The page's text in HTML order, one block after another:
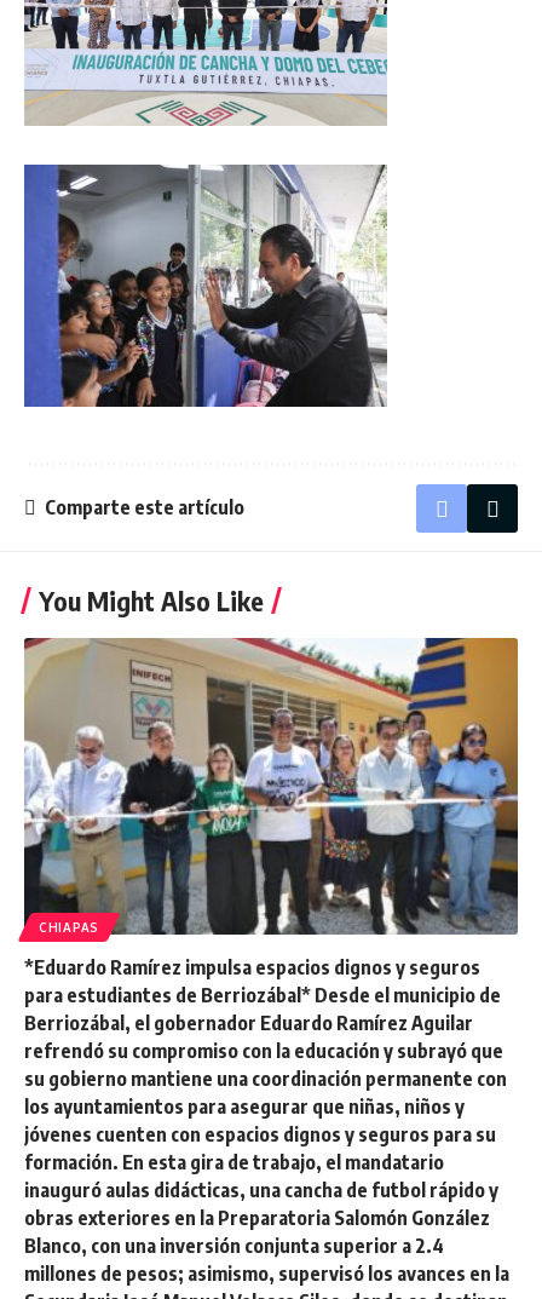
Comparte este artículo
You Might Also Like
CHIAPAS
*Eduardo Ramírez impulsa espacios dignos y seguros
para estudiantes de Berriozábal* Desde el municipio de
Berriozábal, el gobernador Eduardo Ramírez Aguilar
refrendó su compromiso con la educación y subrayó que
su gobierno mantiene una coordinación permanente con
los ayuntamientos para asegurar que niñas, niños y
jóvenes cuenten con espacios dignos y seguros para su
formación. En esta gira de trabajo, el mandatario
inauguró aulas didácticas, una cancha de futbol rápido y
obras exteriores en la Preparatoria Salomón González
Blanco, con una inversión conjunta superior a 2.4
millones de pesos; asimismo, supervisó los avances en la